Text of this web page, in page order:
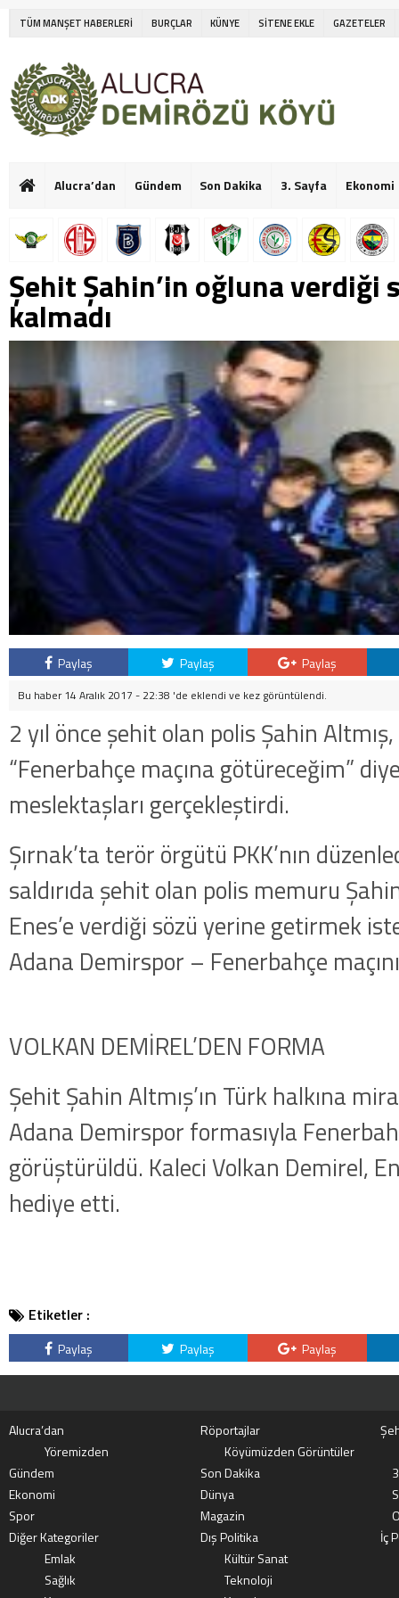
TÜM MANŞET HABERLERİ BURÇLAR KÜNYE SİTENE EKLE GAZETELER
Alucra’dan Gündem Son Dakika 3. Sayfa Ekonomi
Şehit Şahin’in oğluna verdiği
kalmadı
Paylaş Paylaş Paylaş
Bu haber 14 Aralık 2017 - 22:38 'de eklendi ve kez görüntülendi.
2 yıl önce şehit olan polis Şahin Altmış,
“Fenerbahçe maçına götüreceğim”
meslektaşları gerçekleştirdi.
Şırnak’ta terör örgütü PKK’nın
saldırıda şehit olan polis memuru
Enes’e verdiği sözü yerine getirmek
Adana Demirspor – Fenerbahçe
VOLKAN DEMİREL’DEN FORMA
Şehit Şahin Altmış’ın Türk halkına
Adana Demirspor formasıyla
görüştürüldü. Kaleci Volkan Demirel,
hediye etti.
Etiketler :
Paylaş Paylaş Paylaş
Alucra’dan Röportajlar
Yöremizden
Köyümüzden Görüntüler
Gündem
Son Dakika
Ekonomi
Dünya
Spor
Magazin
Diğer Kategoriler
Dış Politika
İç
Emlak
Kültür Sanat
Sağlık
Teknoloji